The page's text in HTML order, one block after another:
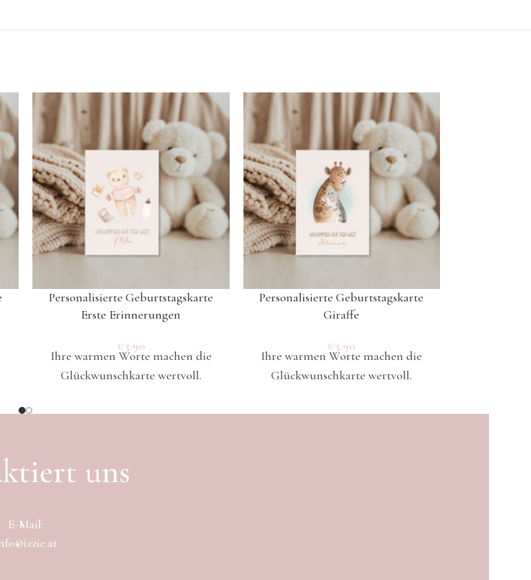
Personalisierte Geburtstagskarte
Erste Erinnerungen
€3.90
Ihre warmen Worte machen die
Glückwunschkarte wertvoll.
Personalisierte Geburtstagskarte
Giraffe
€3.90
Ihre warmen Worte machen die
Glückwunschkarte wertvoll.
uns
E-Mail: